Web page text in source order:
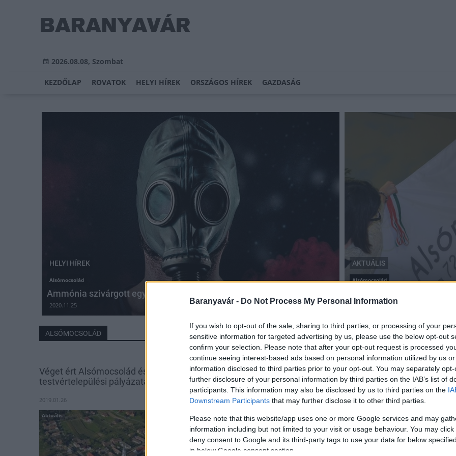
Baranyavár - Do Not Process My Personal Information
If you wish to opt-out of the sale, sharing to third parties, or processing of your
sensitive information for targeted advertising by us, please use the below opt-out
confirm your selection. Please note that after your opt-out request is processed
continue seeing interest-based ads based on personal information utilized by us
information disclosed to third parties prior to your opt-out. You may separately
further disclosure of your personal information by third parties on the IAB’s list of
participants. This information may also be disclosed by us to third parties on the
Downstream Participants that may further disclose it to other third parties.
Please note that this website/app uses one or more Google services and may
information including but not limited to your visit or usage behaviour. You may
deny consent to Google and its third-party tags to use your data for below
in below Google consent section.
2026.08.08, Szombat
KEZDŐLAP ROVATOK HELYI HÍREK ORSZÁGOS HÍREK GAZDASÁG
HELYI HÍREK
Alsómocsolád
Ammónia szivárgott egy alsómocsoládi húsüzemben
2020.11.25
AKTUÁLIS
Alsómocsolád
2019.12.10
ALSÓMOCSOLÁD
Véget ért Alsómocsolád és Máréfalva
testvértelepülési pályázata
2019.01.26
Aktuális
Költözzön Alsómocsoládra!
2018.12.04
Aktuális